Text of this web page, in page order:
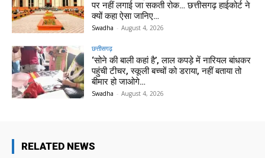
पर नहीं लगाई जा सकती रोक… छत्तीसगढ़ हाईकोर्ट ने
क्यों कहा ऐसा जानिए…
Swadha - August 4, 2026
छत्तीसगढ़
‘सोने की बाली कहां है’, लाल कपड़े में नारियल बांधकर
पहुंची टीचर, स्कूली बच्चों को डराया, नहीं बताया तो
बीमार हो जाओगे…
Swadha - August 4, 2026
RELATED NEWS